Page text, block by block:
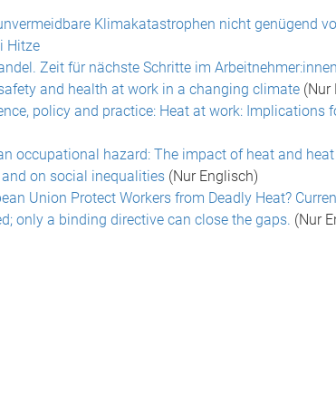
Klimakatastrophen nicht genügend
Hitze
Zeit für nächste Schritte im
and health at work in a changing climate (Nur
policy and practice: Heat at work: Implications
occupational hazard: The impact of heat and heat
on social inequalities (Nur Englisch)
Union Protect Workers from Deadly Heat?
only a binding directive can close the gaps. (Nur